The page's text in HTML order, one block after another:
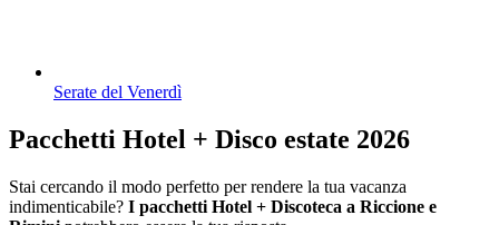
Serate del Venerdì
Pacchetti Hotel + Disco estate 2026
Stai cercando il modo perfetto per rendere la tua vacanza
indimenticabile? I pacchetti Hotel + Discoteca a Riccione e